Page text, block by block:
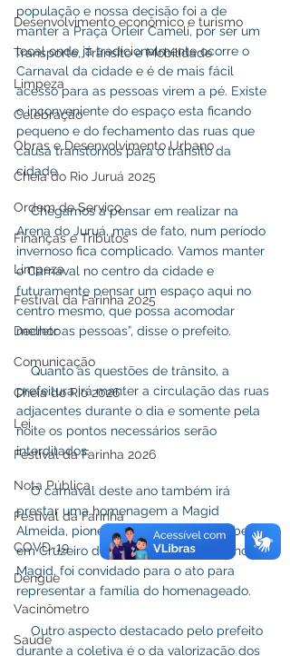
Desenvolvimento econômico e turismo
Transporte, Trânsito e Mobilidade
Limpeza
Celebração
Obras e Desenvolvimento Urbano
Cheia do Rio Juruá 2025
Ordem de Serviço
Finanças e Tributos
Limpeza
Festival da Farinha 2025
Decreto
Comunicação
Cheia do Rio 2026
Lei
Festival da Farinha 2026
Nota Pública
Festival da Farinha
COVD-19
Dengue
Vacinômetro
Saúde
população e nossa decisão foi a de
manter a Praça Orleir Cameli, por ser um
local onde já tradicionalmente ocorre o
Carnaval da cidade e é de mais fácil
acesso para as pessoas virem a pé. Existe
o inconveniente do espaço esta ficando
pequeno e do fechamento das ruas que
causa transtornos para o trânsito da
cidade.
    Chegamos a pensar em realizar na
Arena do Juruá, mas de fato, num período
invernoso fica complicado. Vamos manter
o Carnaval no centro da cidade e
futuramente pensar um espaço aqui no
centro mesmo, que possa acomodar
melhor as pessoas”, disse o prefeito.
    Quanto às questões de trânsito, a
prefeitura irá manter a circulação das ruas
adjacentes durante o dia e somente pela
noite os pontos necessários serão
interditados.
    O carnaval deste ano também irá
prestar uma homenagem a Magid
Almeida, pioneiro do carnaval de clubes
em Cruzeiro do Sul. Ralid almeida, filho de
Magid, foi convidado para o ato para
representar a família do homenageado.
durante a coletiva é o da valorização dos